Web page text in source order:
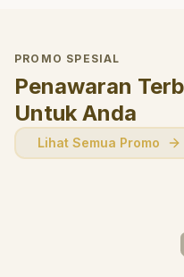
PROMO SPESIAL
Penawaran
Untuk Anda
Lihat Semua Promo